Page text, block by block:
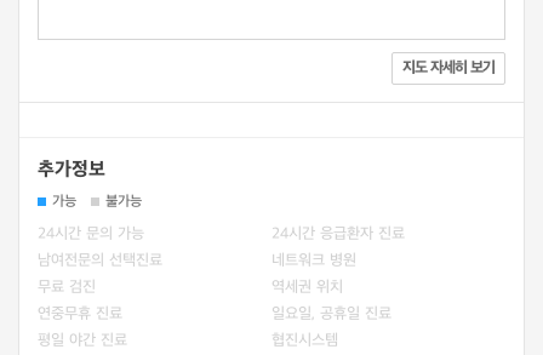
지도 자세히 보기
추가정보
가능 불가능
24시간 문의 가능
24시간 응급환자 진료
남여전문의 선택진료
네트워크 병원
무료 검진
역세권 위치
연중무휴 진료
일요일, 공휴일 진료
평일 야간 진료
협진시스템